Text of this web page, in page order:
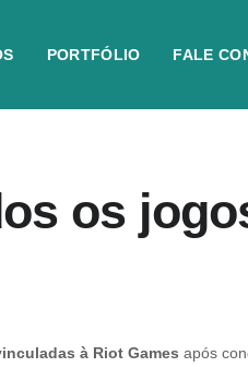
PORTFÓLIO FALE
os
à Riot Games após